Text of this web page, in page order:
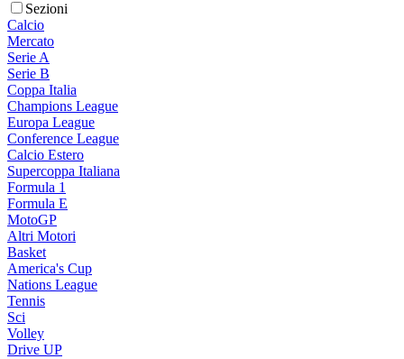
Sezioni
Calcio
Mercato
Serie A
Serie B
Coppa Italia
Champions League
Europa League
Conference League
Calcio Estero
Supercoppa Italiana
Formula 1
Formula E
MotoGP
Altri Motori
Basket
America's Cup
Nations League
Tennis
Sci
Volley
Drive UP